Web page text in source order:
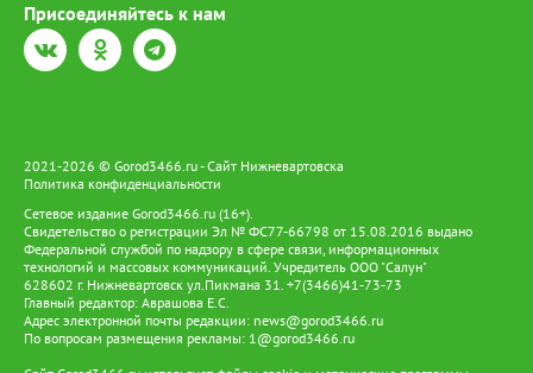
Присоединяйтесь к нам
2021-2026 © Gorod3466.ru - Сайт Нижневартовска
Политика конфиденциальности
Сетевое издание Gorod3466.ru (16+).
Свидетельство о регистрации Эл № ФС77-66798 от 15.08.2016 выдано
Федеральной службой по надзору в сфере связи, информационных
технологий и массовых коммуникаций. Учредитель ООО "Салун"
628602 г. Нижневартовск ул.Пикмана 31. +7(3466)41-73-73
Главный редактор: Аврашова Е.С.
Адрес электронной почты редакции: news@gorod3466.ru
По вопросам размещения рекламы: 1@gorod3466.ru